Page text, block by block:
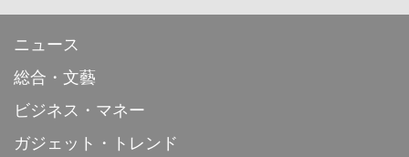
ニュース
総合・文藝
ビジネス・マネー
ガジェット・トレンド